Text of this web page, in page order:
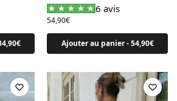
6 avis
54,90€
Ajouter au panier - 54,90€